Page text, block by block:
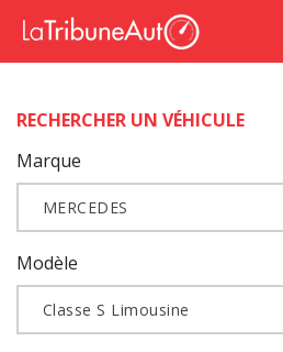
RECHERCHER UN VÉHICULE
Marque
MERCEDES
Modèle
Classe S Limousine